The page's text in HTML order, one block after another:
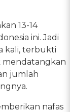
13-14
ini. Jadi
kali, terbukti
jumlah
nafas